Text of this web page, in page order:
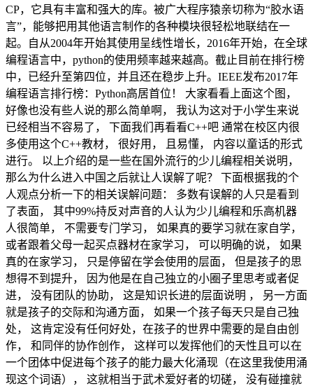
CP，它具有丰富和强大的库。被广大程序猿亲切称为“胶水语
言”，能够把用其他语言制作的各种模块很轻松地联结在一
起。自从2004年开始其使用呈线性增长，2016年开始，在全球
编程语言中，python的使用频率越来越高。截止目前在排行榜
中，已经升至第四位，并且还在稳步上升。IEEE发布2017年
编程语言排行榜：Python高居首位！ 大家看看上面这个图，
好像也没有些人说的那么简单啊， 我认为这对于小学生来说
已经相当不容易了， 下面我们再看看C++吧 通常在校区内很
多使用这个C++教材， 很好用， 且易懂， 内容以童话的形式
进行。 以上介绍的是一些在国外流行的少儿编程相关说明，
那么为什么进入中国之后就让人误解了呢？ 下面根据我的个
人观点分析一下的相关误解问题： 多数有误解的人只是看到
了表面， 其中99%持反对声音的人认为少儿编程和乐高机器
人很简单， 不需要专门学习， 如果真的要学习就在家自学，
或者跟着父母一起买点器材在家学习， 可以明确的说， 如果
真的在家学习， 只是停留在学会使用的层面， 但是孩子的思
想得不到提升， 因为他是在自己独立的小圈子里思考或者促
进， 没有团队的协助， 这是知识长进的层面说明 ， 另一方面
就是孩子的交际和沟通方面， 如果一个孩子每天只是自己独
处， 这肯定没有任何好处，在孩子的世界中需要的是自由创
作， 和同伴的协作创作， 这样可以发挥他们的天性且可以在
一个团体中促进每个孩子的能力最大化涌现（在这里我使用涌
现这个词语）， 这就相当于武术爱好者的切磋， 没有碰撞就